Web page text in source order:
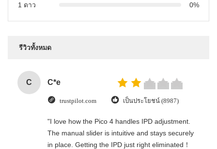
1 ดาว
0%
รีวิวทั้งหมด
C C*e
trustpilot.com เป็นประโยชน์ (8987)
"I love how the Pico 4 handles IPD adjustment.
The manual slider is intuitive and stays securely
in place. Getting the IPD just right eliminated！